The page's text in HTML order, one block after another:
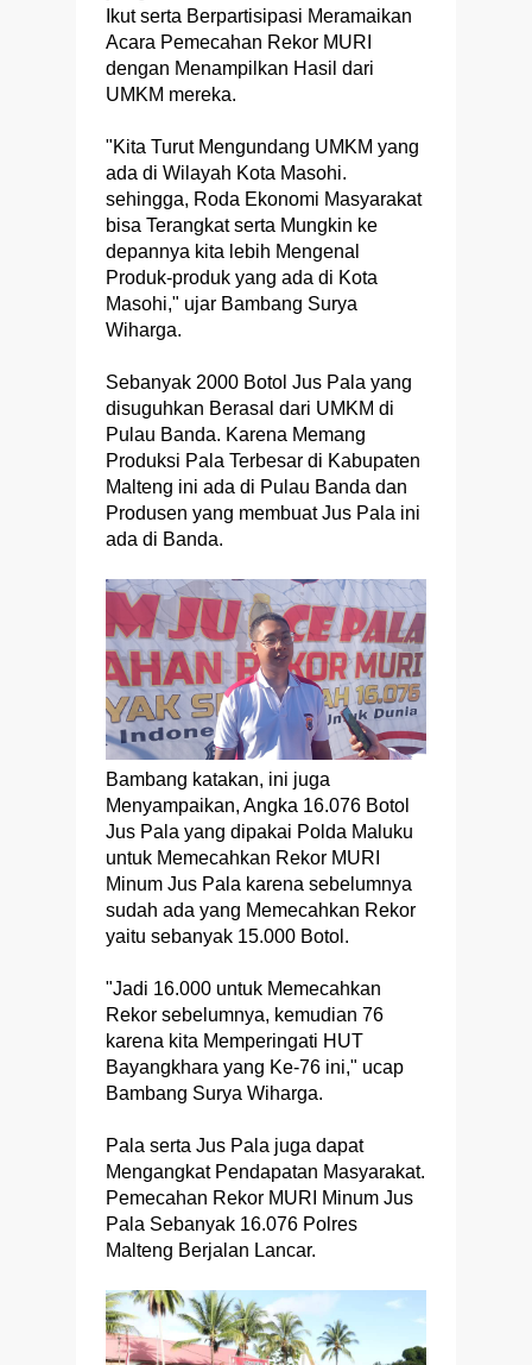
Ikut serta Berpartisipasi Meramaikan
Acara Pemecahan Rekor MURI
dengan Menampilkan Hasil dari
UMKM mereka.
"Kita Turut Mengundang UMKM yang
ada di Wilayah Kota Masohi.
sehingga, Roda Ekonomi Masyarakat
bisa Terangkat serta Mungkin ke
depannya kita lebih Mengenal
Produk-produk yang ada di Kota
Masohi," ujar Bambang Surya
Wiharga.
Sebanyak 2000 Botol Jus Pala yang
disuguhkan Berasal dari UMKM di
Pulau Banda. Karena Memang
Produksi Pala Terbesar di Kabupaten
Malteng ini ada di Pulau Banda dan
Produsen yang membuat Jus Pala ini
ada di Banda.
Bambang katakan, ini juga
Menyampaikan, Angka 16.076 Botol
Jus Pala yang dipakai Polda Maluku
untuk Memecahkan Rekor MURI
Minum Jus Pala karena sebelumnya
sudah ada yang Memecahkan Rekor
yaitu sebanyak 15.000 Botol.
"Jadi 16.000 untuk Memecahkan
Rekor sebelumnya, kemudian 76
karena kita Memperingati HUT
Bayangkhara yang Ke-76 ini," ucap
Bambang Surya Wiharga.
Pala serta Jus Pala juga dapat
Mengangkat Pendapatan Masyarakat.
Pemecahan Rekor MURI Minum Jus
Pala Sebanyak 16.076 Polres
Malteng Berjalan Lancar.